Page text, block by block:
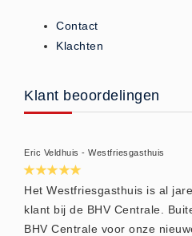
CO2 meters (0)
Corona maatregelen
COVID-19 artikelen
Drogisterij
Desinfectants (6)
Geneesmiddelen (0)
Huidverzorging (5)
Contact
Klachten
Klant beoordelingen
Eric Veldhuis - Westfriesgasthuis
Het Westfriesgasthuis is al
klant bij de BHV Centrale.
BHV Centrale voor onze